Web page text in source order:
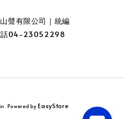
聲有限公司｜統編
話04-23052298
Powered by EasyStore